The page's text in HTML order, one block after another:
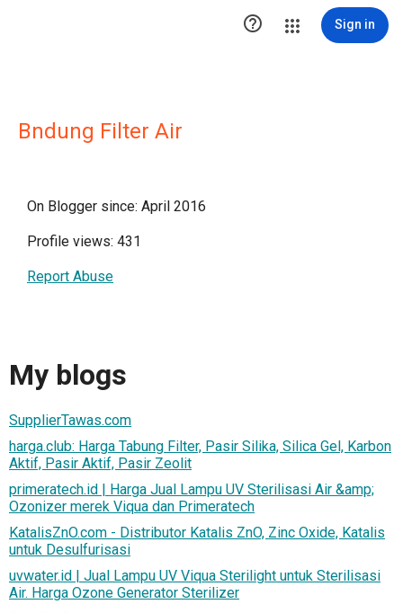
 Sign in
Bndung Filter Air
On Blogger since: April 2016
Profile views: 431
Report Abuse
My blogs
SupplierTawas.com
harga.club: Harga Tabung Filter, Pasir Silika, Silica Gel, Karbon
Aktif, Pasir Aktif, Pasir Zeolit
primeratech.id | Harga Jual Lampu UV Sterilisasi Air &amp;
Ozonizer merek Viqua dan Primeratech
KatalisZnO.com - Distributor Katalis ZnO, Zinc Oxide, Katalis
untuk Desulfurisasi
uvwater.id | Jual Lampu UV Viqua Sterilight untuk Sterilisasi
Air. Harga Ozone Generator Sterilizer